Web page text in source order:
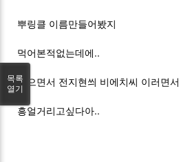
뿌링클 이름만들어봤지
먹어본적없는데에..
먹으면서 전지현씌 비에치씨 이러면서
흥얼거리고싶다아..
목록
열기